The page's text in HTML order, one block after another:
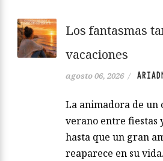
Los fantasmas
vacaciones
agosto 06, 2026 /
La animadora de un
verano entre fiestas
hasta que un gran
reaparece en su